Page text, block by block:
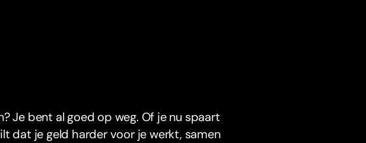
Je bent al goed op weg. Of je nu spaart
dat je geld harder voor je werkt, samen